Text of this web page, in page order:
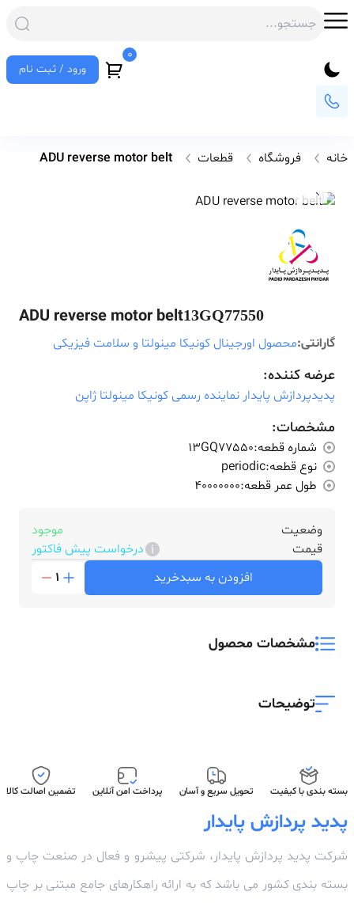
0
ورود / ثبت نام
خانه فروشگاه قطعات ADU reverse motor belt
ADU reverse motor belt13GQ77550
گارانتی:محصول اورجینال کونیکا مینولتا و سلامت فیزیکی
عرضه کننده:
پدیدپردازش پایدار نماینده رسمی کونیکا مینولتا ژاپن
مشخصات:
شماره قطعه:13GQ77550
نوع قطعه:periodic
طول عمر قطعه:40000000
وضعیت
موجود
قیمت
درخواست پیش فاکتور
افزودن به سبدخرید
1
مشخصات محصول
توضیحات
بسته بندی با کیفیت تحویل سریع و آسان پرداخت امن آنلاین تضمین اصالت کالا
پدید پردازش پایدار
شرکت پدید پردازش پایدار، شرکتی پیشرو و فعال در صنعت چاپ و
بسته بندی کشور می باشد که به ارائه راهکارهای جامع مبتنی بر چاپ